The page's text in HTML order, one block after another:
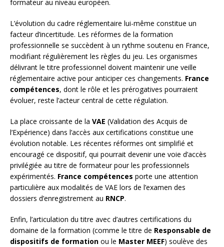
formateur au niveau européen.
L’évolution du cadre réglementaire lui-même constitue un
facteur d’incertitude. Les réformes de la formation
professionnelle se succèdent à un rythme soutenu en France,
modifiant régulièrement les règles du jeu. Les organismes
délivrant le titre professionnel doivent maintenir une veille
réglementaire active pour anticiper ces changements. France
compétences, dont le rôle et les prérogatives pourraient
évoluer, reste l’acteur central de cette régulation.
La place croissante de la VAE (Validation des Acquis de
l’Expérience) dans l’accès aux certifications constitue une
évolution notable. Les récentes réformes ont simplifié et
encouragé ce dispositif, qui pourrait devenir une voie d’accès
privilégiée au titre de formateur pour les professionnels
expérimentés. France compétences porte une attention
particulière aux modalités de VAE lors de l’examen des
dossiers d’enregistrement au RNCP.
Enfin, l’articulation du titre avec d’autres certifications du
domaine de la formation (comme le titre de Responsable de
dispositifs de formation ou le Master MEEF) soulève des